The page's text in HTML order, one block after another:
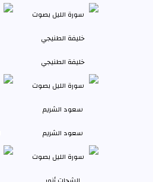
خليفة الطنيجي
سعود الشريم